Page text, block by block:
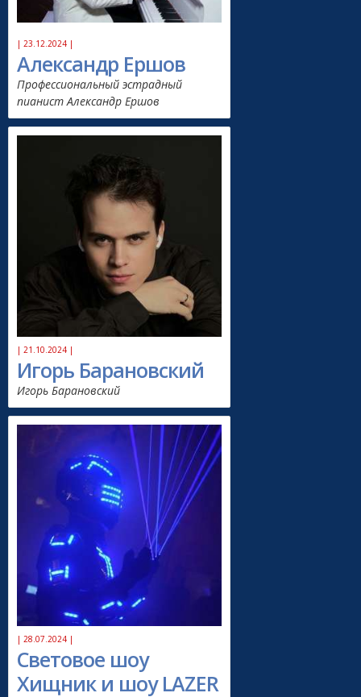
| 23.12.2024 |
Александр Ершов
Профессиональный эстрадный
пианист Александр Ершов
| 21.10.2024 |
Игорь Барановский
Игорь Барановский
| 28.07.2024 |
Световое шоу
Хищник и шоу LAZER